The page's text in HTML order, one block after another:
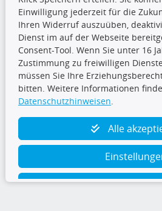
Folge uns
TecDoc Inside
Einwilligung jederzeit für die
Ihren Widerruf auszuüben,
Dienst im auf der Webseite
Consent-Tool. Wenn Sie unter 16
Zustimmung zu freiwilligen
müssen Sie Ihre
bitten. Weitere Informationen
Datenschutzhinweisen.
Alle
Ablehnen